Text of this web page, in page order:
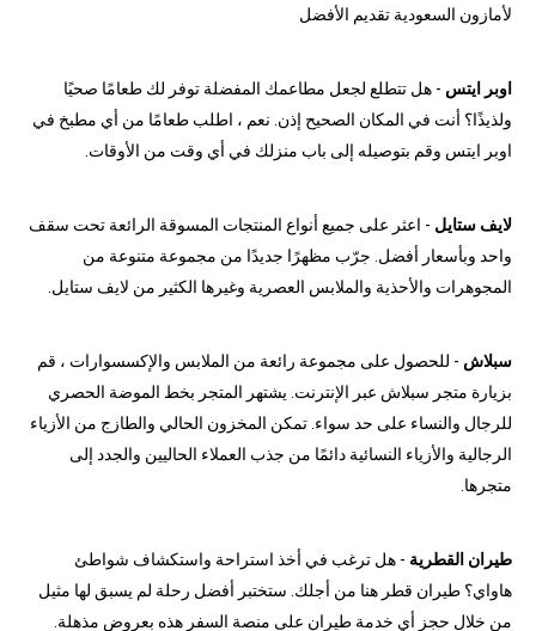
لأمازون السعودية تقديم الأفضل
اوبر ايتس - هل تتطلع لجعل مطاعمك المفضلة توفر لك طعامًا صحيًا
ولذيذًا؟ أنت في المكان الصحيح إذن. نعم ، اطلب طعامًا من أي مطبخ في
اوبر ايتس وقم بتوصيله إلى باب منزلك في أي وقت من الأوقات.
لايف ستايل - اعثر على جميع أنواع المنتجات المسوقة الرائعة تحت سقف
واحد وبأسعار أفضل. جرّب مظهرًا جديدًا من مجموعة متنوعة من
المجوهرات والأحذية والملابس العصرية وغيرها الكثير من لايف ستايل.
سبلاش - للحصول على مجموعة رائعة من الملابس والإكسسوارات ، قم
بزيارة متجر سبلاش عبر الإنترنت. يشتهر المتجر بخط الموضة الحصري
للرجال والنساء على حد سواء. تمكن المخزون الحالي والطازج من الأزياء
الرجالية والأزياء النسائية دائمًا من جذب العملاء الحاليين والجدد إلى
متجرها.
طيران القطرية - هل ترغب في أخذ استراحة واستكشاف شواطئ
هاواي؟ طيران قطر هنا من أجلك. ستختبر أفضل رحلة لم يسبق لها مثيل
من خلال حجز أي خدمة طيران على منصة السفر هذه بعروض مذهلة.